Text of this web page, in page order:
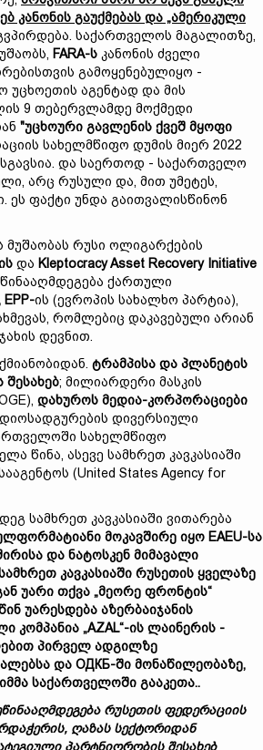
კანონის გაუქმებას და „ამერიკული
საქართველოს მაგალითზე,
FARA-ს კანონის ძველი
გამოყენებულიყო -
უცხოეთის აგენტად და მის
9 თებერვლამდე მოქმედი
"უცხოური გავლენის ქვეშ მყოფი
სახელმწიფო დუმის მიერ 2022
და საერთოდ - საქართველო
არც რუსული და, მით უმეტეს,
ეს ფაქტი უნდა გაითვალისწინონ
რუსი ოლიგარქების
და Kleptocracy Asset Recovery Initiative
ქართული
EPP-ის (ევროპის სახალხო პარტია),
რომლებიც დაკავებული არიან
დევნით.
ტრამპისა და პლანეტის
შესახებ; მილიარდერი მასკის
დახუროს მედია-კორპორაციები
დივერსიული
სახელმწიფო
წინა, ასევე სამხრეთ კავკასიაში
(United States Agency for
სამხრეთ კავკასიაში ვითარება
ფორმატიანი მოკავშირე იყო EAEU-სა
და ნატოსკენ მიმავალი
კავკასიაში რუსეთის ყველაზე
უარი თქვა „მეორე ფრონტის“
უარესდება აზერბაიჯანის
კომპანია „AZAL“-ის ლაინერის -
პირველ ადგილზე
სა და ОДКБ-ში მონაწილეობაზე,
საქართველოში გააკეთა..
რუსეთის ფედერაციის
ღაზას სექტორიდან
პარტნიორობის შესახებ